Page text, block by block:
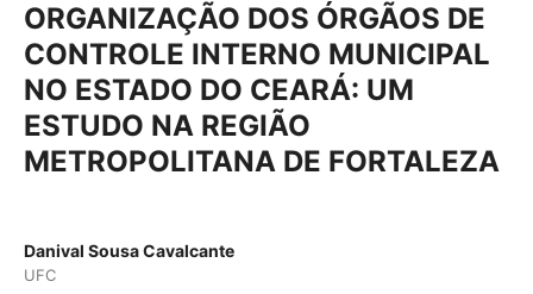
ORGANIZAÇÃO DOS ÓRGÃOS DE
CONTROLE INTERNO MUNICIPAL
NO ESTADO DO CEARÁ: UM
ESTUDO NA REGIÃO
METROPOLITANA DE FORTALEZA
Danival Sousa Cavalcante
UFC